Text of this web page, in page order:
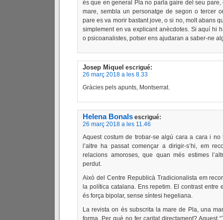
és que en general Pla no parla gaire del seu
mare, sembla un personatge de segon o tercer
pare es va morir bastant jove, o si no, molt abans
simplement en va explicant anècdotes. Si aquí hi
o psicoanalistes, potser ens ajudaran a saber-ne
Josep Miquel escrigué:
26 març 2018 a les 8.33
Gràcies pels apunts, Montserrat.
Helena Bonals escrigué:
26 març 2018 a les 11.46
Aquest costum de trobar-se algú cara a cara i
l’altre ha passat començar a dirigir-s’hi, em
relacions amoroses, que quan més estimes
perdut.
Això del Centre Republicà Tradicionalista em
la política catalana. Ens repetim. El contrast entre
és força bipolar, sense síntesi hegeliana.
La revista on és subscrita la mare de Pla, una
forma. Per què no fer caritat directament? Aquest